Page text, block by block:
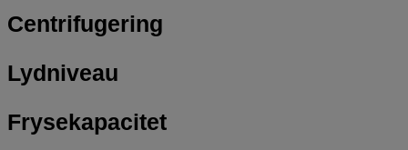
Centrifugering
Lydniveau
Frysekapacitet